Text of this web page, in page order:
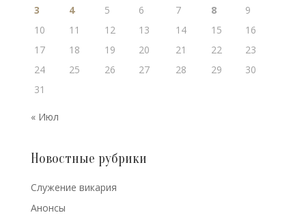
3
4 5 6 7 8
9
10
11 12 13 14 15
16
17
18 19 20 21 22
23
24
25 26 27 28 29
30
31
« Июл
Новостные рубрики
Cлужение викария
Анонсы